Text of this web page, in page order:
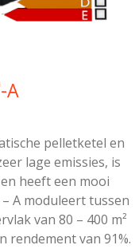
A
pelletketel en
lage emissies, is
heeft een mooi
A moduleert tussen
van 80 – 400 m²
rendement van 91%.